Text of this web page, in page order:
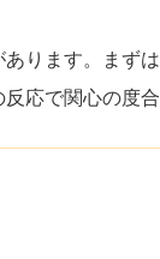
ります。まず
応で関心の度合